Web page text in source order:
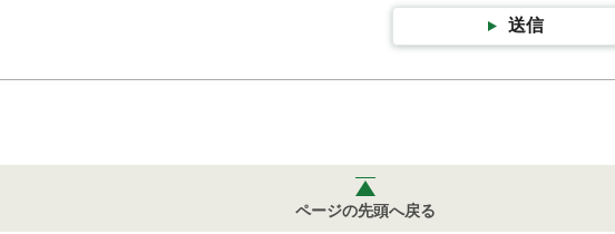
送信
ページの先頭へ戻る